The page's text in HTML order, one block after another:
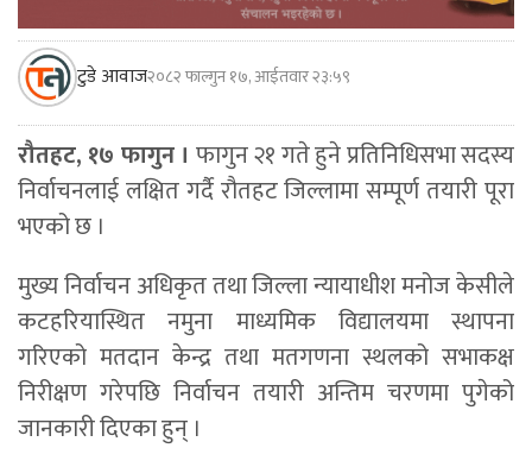
टुडे आवाज२०८२ फाल्गुन १७, आईतवार २३:५९
रौतहट, १७ फागुन । फागुन २१ गते हुने प्रतिनिधिसभा सदस्य
निर्वाचनलाई लक्षित गर्दै रौतहट जिल्लामा सम्पूर्ण तयारी पूरा
भएको छ ।
मुख्य निर्वाचन अधिकृत तथा जिल्ला न्यायाधीश मनोज केसीले
कटहरियास्थित नमुना माध्यमिक विद्यालयमा स्थापना
गरिएको मतदान केन्द्र तथा मतगणना स्थलको सभाकक्ष
निरीक्षण गरेपछि निर्वाचन तयारी अन्तिम चरणमा पुगेको
जानकारी दिएका हुन् ।